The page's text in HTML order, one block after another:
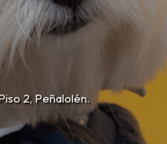
2, Peñalolén.